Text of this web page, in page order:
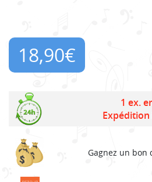
18,90€
1 ex.
Gagnez un bon